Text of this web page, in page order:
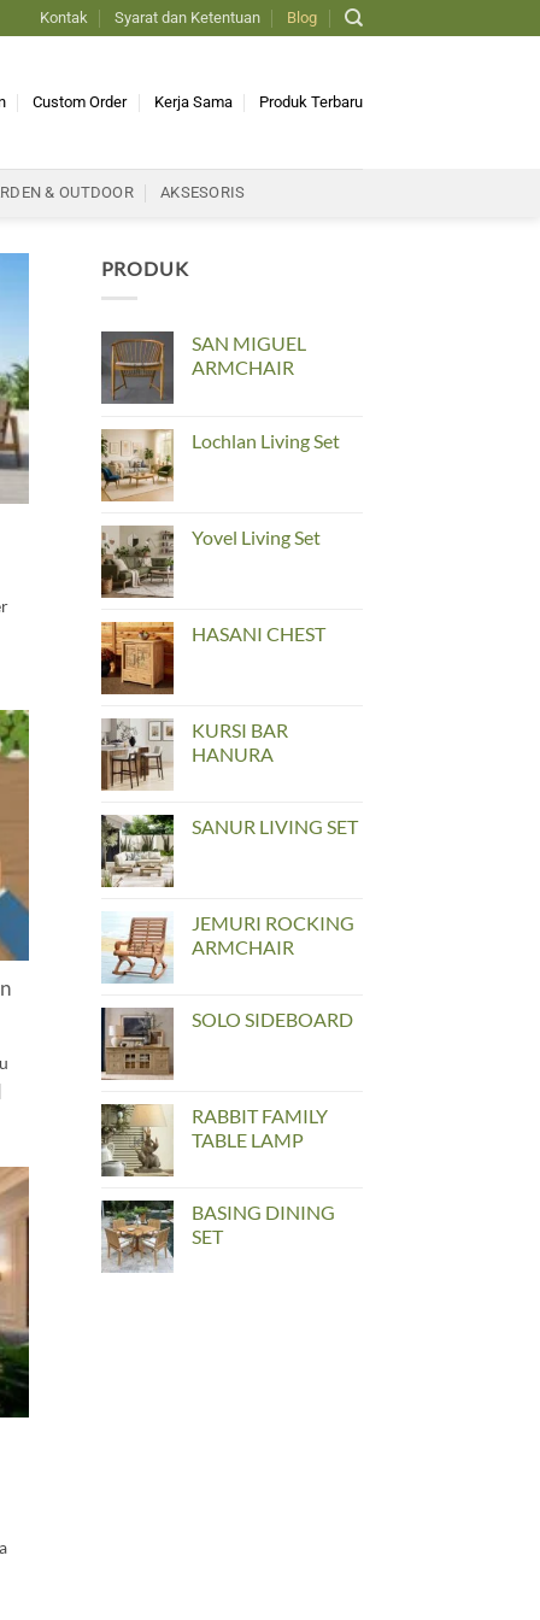
Kontak Syarat dan Ketentuan Blog
Custom Order Kerja Sama Produk Terbaru
& OUTDOOR AKSESORIS
PRODUK
SAN MIGUEL
ARMCHAIR
Lochlan Living Set
Yovel Living Set
HASANI CHEST
KURSI BAR
HANURA
SANUR LIVING SET
JEMURI ROCKING
ARMCHAIR
SOLO SIDEBOARD
RABBIT FAMILY
TABLE LAMP
BASING DINING
SET